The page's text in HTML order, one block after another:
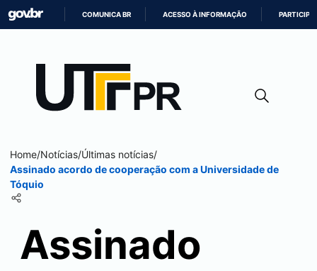
CONTEÚDO
COMUNICA BR ACESSO À INFORMAÇÃO PARTICIPE
Home/Notícias/Últimas notícias/
Assinado acordo de cooperação com a Universidade de
Tóquio
Assinado